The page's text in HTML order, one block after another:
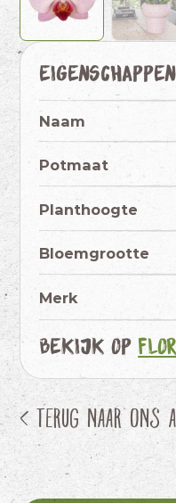
Eigenschappen
Naam
Potmaat
Planthoogte
Bloemgrootte
Merk
Bekijk op
< Terug naar ons